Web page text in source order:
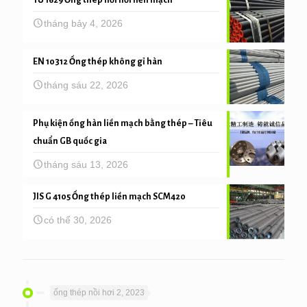
tháng bảy 4, 2026
EN 10312 Ống thép không gỉ hàn
tháng sáu 22, 2026
Phụ kiện ống hàn liền mạch bằng thép – Tiêu
chuẩn GB quốc gia
tháng sáu 13, 2026
JIS G 4105 Ống thép liền mạch SCM420
có thể 30, 2026
ống thép nồi hơi 2, 2023